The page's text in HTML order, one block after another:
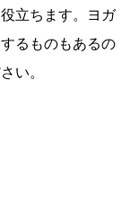
立ちます。ヨガ
るものもあるの
い。